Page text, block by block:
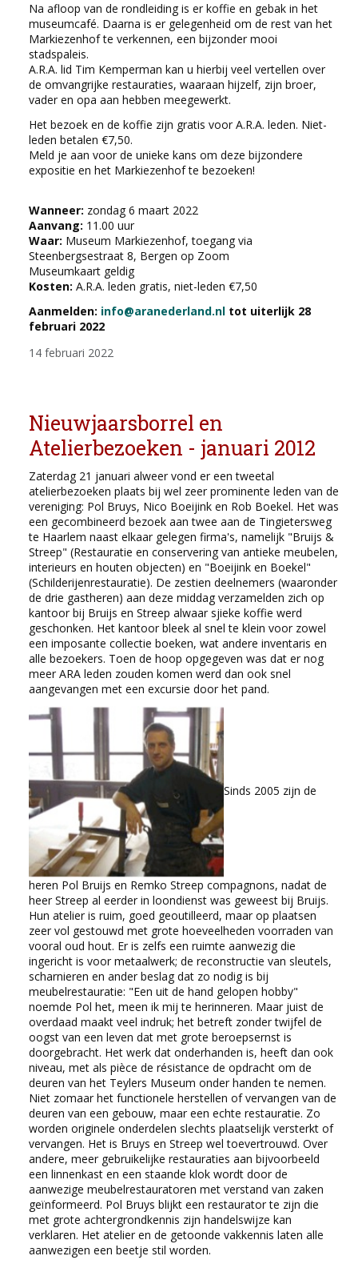
Na afloop van de rondleiding is er koffie en gebak in het
museumcafé. Daarna is er gelegenheid om de rest van het
Markiezenhof te verkennen, een bijzonder mooi
stadspaleis.
A.R.A. lid Tim Kemperman kan u hierbij veel vertellen over
de omvangrijke restauraties, waaraan hijzelf, zijn broer,
vader en opa aan hebben meegewerkt.
Het bezoek en de koffie zijn gratis voor A.R.A. leden. Niet-
leden betalen €7,50.
Meld je aan voor de unieke kans om deze bijzondere
expositie en het Markiezenhof te bezoeken!
Wanneer: zondag 6 maart 2022
Aanvang: 11.00 uur
Waar: Museum Markiezenhof, toegang via
Steenbergsestraat 8, Bergen op Zoom
Museumkaart geldig
Kosten: A.R.A. leden gratis, niet-leden €7,50
Aanmelden: info@aranederland.nl tot uiterlijk 28
februari 2022
14 februari 2022
Nieuwjaarsborrel en
Atelierbezoeken - januari 2012
Zaterdag 21 januari alweer vond er een tweetal
atelierbezoeken plaats bij wel zeer prominente leden van de
vereniging: Pol Bruys, Nico Boeijink en Rob Boekel. Het was
een gecombineerd bezoek aan twee aan de Tingietersweg
te Haarlem naast elkaar gelegen firma's, namelijk "Bruijs &
Streep" (Restauratie en conservering van antieke meubelen,
interieurs en houten objecten) en "Boeijink en Boekel"
(Schilderijenrestauratie). De zestien deelnemers (waaronder
de drie gastheren) aan deze middag verzamelden zich op
kantoor bij Bruijs en Streep alwaar sjieke koffie werd
geschonken. Het kantoor bleek al snel te klein voor zowel
een imposante collectie boeken, wat andere inventaris en
alle bezoekers. Toen de hoop opgegeven was dat er nog
meer ARA leden zouden komen werd dan ook snel
aangevangen met een excursie door het pand.
Sinds 2005 zijn de
heren Pol Bruijs en Remko Streep compagnons, nadat de
heer Streep al eerder in loondienst was geweest bij Bruijs.
Hun atelier is ruim, goed geoutilleerd, maar op plaatsen
zeer vol gestouwd met grote hoeveelheden voorraden van
vooral oud hout. Er is zelfs een ruimte aanwezig die
ingericht is voor metaalwerk; de reconstructie van sleutels,
scharnieren en ander beslag dat zo nodig is bij
meubelrestauratie: "Een uit de hand gelopen hobby"
noemde Pol het, meen ik mij te herinneren. Maar juist de
overdaad maakt veel indruk; het betreft zonder twijfel de
oogst van een leven dat met grote beroepsernst is
doorgebracht. Het werk dat onderhanden is, heeft dan ook
niveau, met als pièce de résistance de opdracht om de
deuren van het Teylers Museum onder handen te nemen.
Niet zomaar het functionele herstellen of vervangen van de
deuren van een gebouw, maar een echte restauratie. Zo
worden originele onderdelen slechts plaatselijk versterkt of
vervangen. Het is Bruys en Streep wel toevertrouwd. Over
andere, meer gebruikelijke restauraties aan bijvoorbeeld
een linnenkast en een staande klok wordt door de
aanwezige meubelrestauratoren met verstand van zaken
geïnformeerd. Pol Bruys blijkt een restaurator te zijn die
met grote achtergrondkennis zijn handelswijze kan
verklaren. Het atelier en de getoonde vakkennis laten alle
aanwezigen een beetje stil worden.